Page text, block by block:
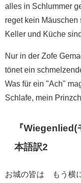
alles in Schlummer
reget kein Mäuschen
Keller und Küche
Nur in der Zofe
tönet ein
Was für ein "Ach"
Schlafe, mein
『Wiegenlied(
本語訳2
お城の皆は もう横